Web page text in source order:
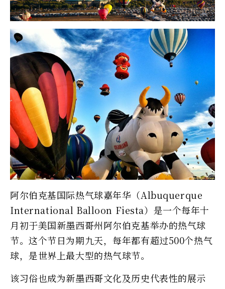
阿尔伯克基国际热气球嘉年华（Albuquerque
International Balloon Fiesta）是一个每年十
月初于美国新墨西哥州阿尔伯克基举办的热气球
节。这个节日为期九天，每年都有超过500个热气
球，是世界上最大型的热气球节。
该习俗也成为新墨西哥文化及历史代表性的展示